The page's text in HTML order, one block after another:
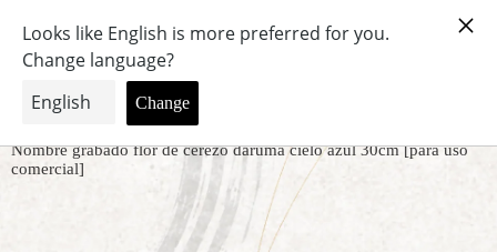
Menú
Nombre grabado flor de cerezo daruma cielo azul 30cm [para uso
comercial]